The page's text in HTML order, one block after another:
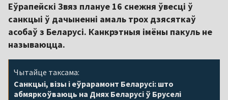
Еўрапейскі Звяз плануе 16 снежня ўвесці ў
санкцыі ў дачыненні амаль трох дзясяткаў
асобаў з Беларусі. Канкрэтныя імёны пакуль не
называюцца.
Чытайце таксама:
Санкцыі, візы і еўрарамонт Беларусі: што
абмяркоўваюць на Днях Беларусі ў Бруселі